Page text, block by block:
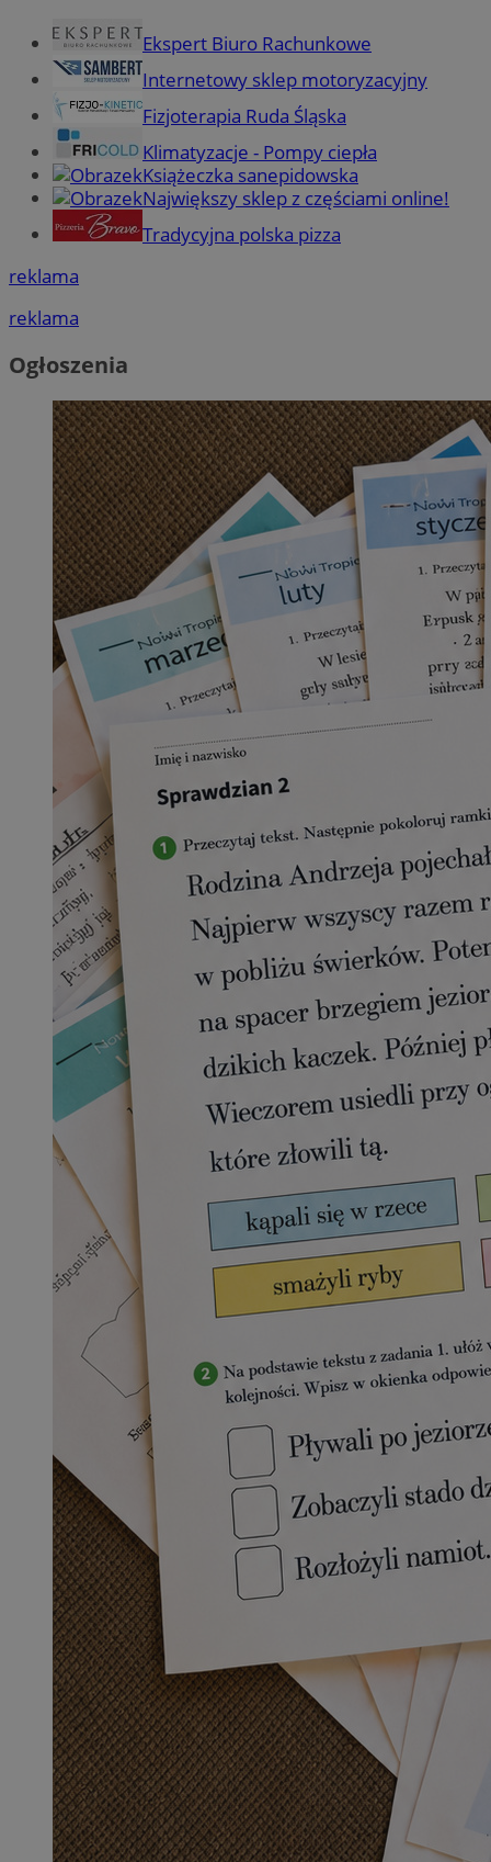
Ekspert Biuro Rachunkowe
Internetowy sklep motoryzacyjny
Fizjoterapia Ruda Śląska
Klimatyzacje - Pompy ciepła
Książeczka sanepidowska
Największy sklep z częściami online!
Tradycyjna polska pizza
reklama
reklama
Ogłoszenia